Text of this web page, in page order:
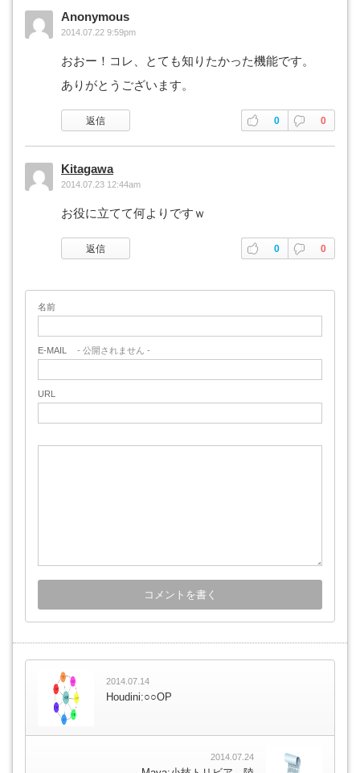
Anonymous
2014.07.22 9:59pm
おおー！コレ、とても知りたかった機能です。
ありがとうございます。
返信 0 0
Kitagawa
2014.07.23 12:44am
お役に立てて何よりですｗ
返信 0 0
名前
E-MAIL - 公開されません -
URL
2014.07.14
Houdini:○○OP
2014.07.24